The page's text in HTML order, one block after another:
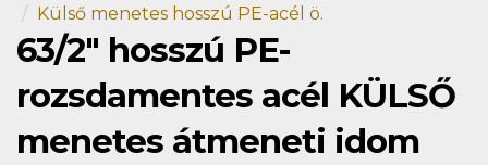
Külső menetes hosszú PE-acél ö.
63/2" hosszú PE-
rozsdamentes acél KÜLSŐ
menetes átmeneti idom